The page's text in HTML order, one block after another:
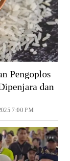
Pengoplos
dan
7:00 PM